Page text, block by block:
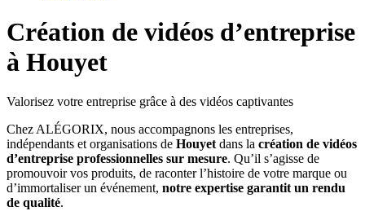
Création de vidéos d’entreprise
à Houyet
Valorisez votre entreprise grâce à des vidéos captivantes
Chez ALÉGORIX, nous accompagnons les entreprises,
indépendants et organisations de Houyet dans la création de vidéos
d’entreprise professionnelles sur mesure. Qu’il s’agisse de
promouvoir vos produits, de raconter l’histoire de votre marque ou
d’immortaliser un événement, notre expertise garantit un rendu
de qualité.